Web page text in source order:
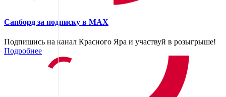
Сапборд за подписку в MAX
Подпишись на канал Красного Яра и участвуй в розыгрыше!
Подробнее